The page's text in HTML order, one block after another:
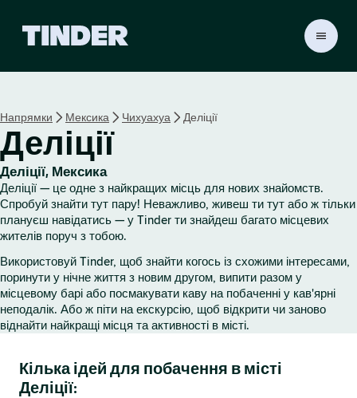
н
о
р
і
а
T
i
n
r
Напрямки Мексика Чихуахуа Деліції
Деліції
Деліції, Мексика
Деліції — це одне з найкращих місць для нових знайомств.
Спробуй знайти тут пару! Неважливо, живеш ти тут або ж тільки
плануєш навідатись — у Tinder ти знайдеш багато місцевих
жителів поруч з тобою.
Використовуй Tinder, щоб знайти когось із схожими інтересами,
поринути у нічне життя з новим другом, випити разом у
місцевому барі або посмакувати каву на побаченні у кав'ярні
неподалік. Або ж піти на екскурсію, щоб відкрити чи заново
віднайти найкращі місця та активності в місті.
Кілька ідей для побачення в місті
Деліції: